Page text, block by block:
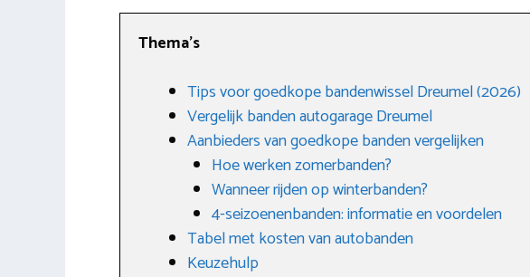
Thema’s
Tips voor goedkope bandenwissel Dreumel (2026)
Vergelijk banden autogarage Dreumel
Aanbieders van goedkope banden vergelijken
Hoe werken zomerbanden?
Wanneer rijden op winterbanden?
4-seizoenenbanden: informatie en voordelen
Tabel met kosten van autobanden
Keuzehulp